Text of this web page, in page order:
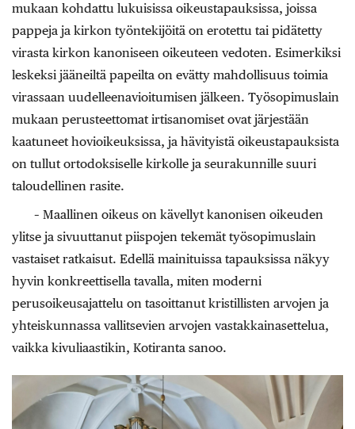
mukaan kohdattu lukuisissa oikeustapauksissa, joissa
pappeja ja kirkon työntekijöitä on erotettu tai pidätetty
virasta kirkon kanoniseen oikeuteen vedoten. Esimerkiksi
leskeksi jääneiltä papeilta on evätty mahdollisuus toimia
virassaan uudelleenavioitumisen jälkeen. Työsopimuslain
mukaan perusteettomat irtisanomiset ovat järjestään
kaatuneet hovioikeuksissa, ja hävityistä oikeustapauksista
on tullut ortodoksiselle kirkolle ja seurakunnille suuri
taloudellinen rasite.
– Maallinen oikeus on kävellyt kanonisen oikeuden
ylitse ja sivuuttanut piispojen tekemät työsopimuslain
vastaiset ratkaisut. Edellä mainituissa tapauksissa näkyy
hyvin konkreettisella tavalla, miten moderni
perusoikeusajattelu on tasoittanut kristillisten arvojen ja
yhteiskunnassa vallitsevien arvojen vastakkainasettelua,
vaikka kivuliaastikin, Kotiranta sanoo.